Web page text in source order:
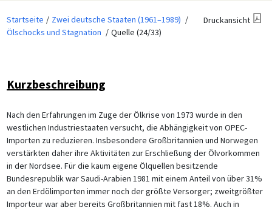
Startseite
Zwei deutsche Staaten (1961–1989)
Ölschocks und Stagnation
Quelle (24/33)
Druckansicht
Kurzbeschreibung
Nach den Erfahrungen im Zuge der Ölkrise von 1973 wurde in den
westlichen Industriestaaten versucht, die Abhängigkeit von OPEC-
Importen zu reduzieren. Insbesondere Großbritannien und Norwegen
verstärkten daher ihre Aktivitäten zur Erschließung der Ölvorkommen
in der Nordsee. Für die kaum eigene Ölquellen besitzende
Bundesrepublik war Saudi-Arabien 1981 mit einem Anteil von über 31%
an den Erdölimporten immer noch der größte Versorger; zweitgrößter
Importeur war aber bereits Großbritannien mit fast 18%. Auch in